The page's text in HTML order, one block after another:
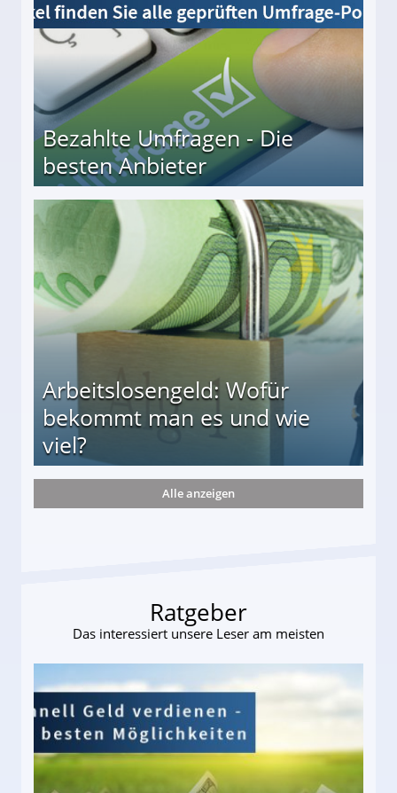
Bezahlte Umfragen - Die
besten Anbieter
Arbeitslosengeld: Wofür
bekommt man es und wie
viel?
und wie viel?
Alle anzeigen
Ratgeber
Das interessiert unsere Leser am meisten